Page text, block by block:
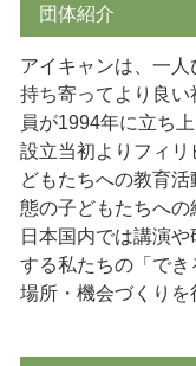
団体紹介
アイキャンは、一
持ち寄ってより良
員が1994年に立ち
設立当初よりフィ
どもたちへの教育
態の子どもたちへの
日本国内では講演
する私たちの「でき
場所・機会づくりを